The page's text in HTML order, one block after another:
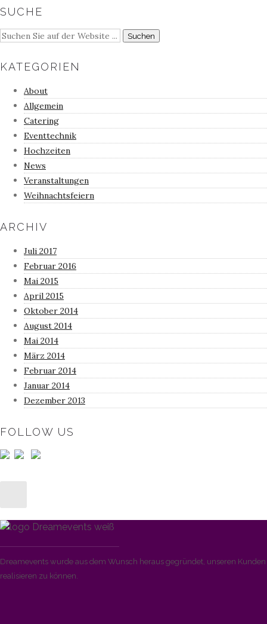
SUCHE
KATEGORIEN
About
Allgemein
Catering
Eventtechnik
Hochzeiten
News
Veranstaltungen
Weihnachtsfeiern
ARCHIV
Juli 2017
Februar 2016
Mai 2015
April 2015
Oktober 2014
August 2014
Mai 2014
März 2014
Februar 2014
Januar 2014
Dezember 2013
FOLLOW US
Dreamevents wurde aus dem Wunsch heraus gegründet, unseren
realisieren zu können.